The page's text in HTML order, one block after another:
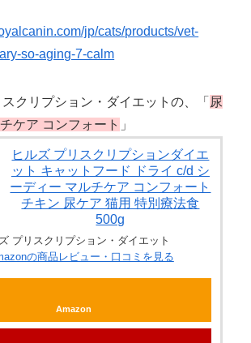
jp/cats/products/vet-
so-aging-7-calm
クリプション・ダイエットの、「 尿
ケア コンフォート 」
ヒルズ プリスクリプションダイエ
ット キャットフード ドライ c/d シ
ーディー マルチケア コンフォート
チキン 尿ケア 猫用 特別療法食
500g
プリスクリプション・ダイエット
の商品レビュー・口コミを見る
Amazon